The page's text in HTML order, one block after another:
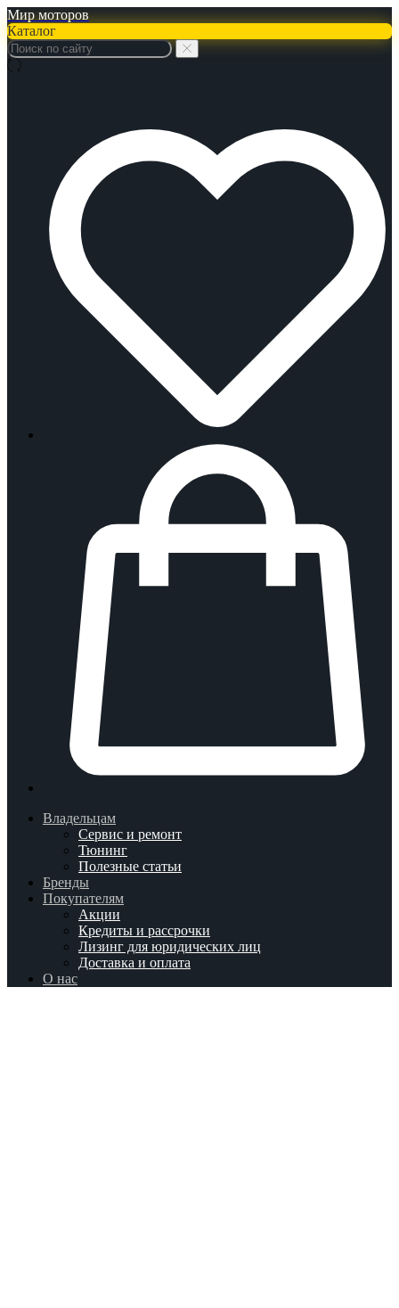
Мир моторов
Каталог
Владельцам
Сервис и ремонт
Тюнинг
Полезные статьи
Бренды
Покупателям
Акции
Кредиты и рассрочки
Лизинг для юридических лиц
Доставка и оплата
О нас